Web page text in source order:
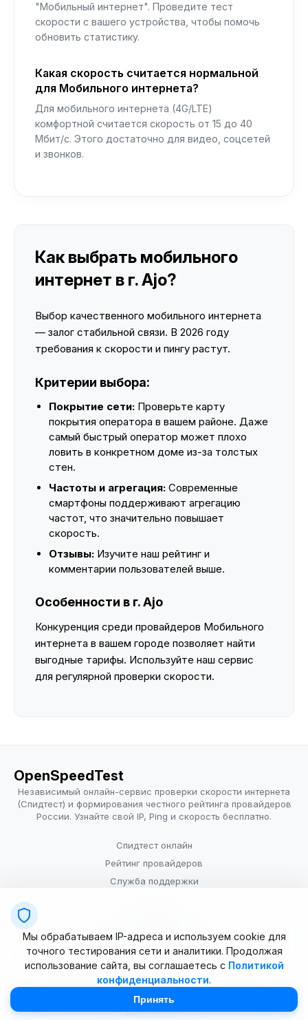
"Мобильный интернет". Проведите тест
скорости с вашего устройства, чтобы помочь
обновить статистику.
Какая скорость считается нормальной
для Мобильного интернета?
Для мобильного интернета (4G/LTE)
комфортной считается скорость от 15 до 40
Мбит/с. Этого достаточно для видео, соцсетей
и звонков.
Как выбрать мобильного
интернет в г. Ajo?
Выбор качественного мобильного интернета
— залог стабильной связи. В 2026 году
требования к скорости и пингу растут.
Критерии выбора:
Покрытие сети: Проверьте карту
покрытия оператора в вашем районе. Даже
самый быстрый оператор может плохо
ловить в конкретном доме из-за толстых
стен.
Частоты и агрегация: Современные
смартфоны поддерживают агрегацию
частот, что значительно повышает
скорость.
Отзывы: Изучите наш рейтинг и
комментарии пользователей выше.
Особенности в г. Ajo
Конкуренция среди провайдеров Мобильного
интернета в вашем городе позволяет найти
выгодные тарифы. Используйте наш сервис
для регулярной проверки скорости.
OpenSpeedTest
Независимый онлайн-сервис проверки скорости интернета
(Спидтест) и формирования честного рейтинга провайдеров
России. Узнайте свой IP, Ping и скорость бесплатно.
Спидтест онлайн
Рейтинг провайдеров
Служба поддержки
Условия использования
© 2025–2026 OpenSpeedTest (ИП Долматова В.В.). Все права
Мы обрабатываем IP-адреса и используем cookie для
точного тестирования сети и аналитики. Продолжая
использование сайта, вы соглашаетесь с Политикой
конфиденциальности.
Принять